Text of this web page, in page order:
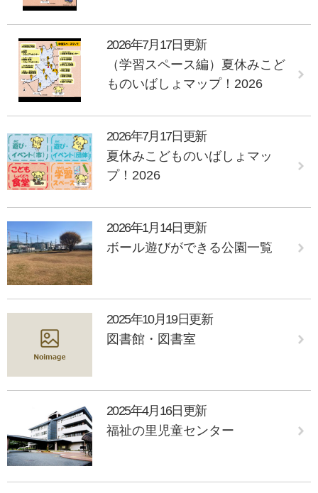
2026年7月17日更新
（学習スペース編）夏休みこど
ものいばしょマップ！2026
2026年7月17日更新
夏休みこどものいばしょマッ
プ！2026
2026年1月14日更新
ボール遊びができる公園一覧
2025年10月19日更新
図書館・図書室
2025年4月16日更新
福祉の里児童センター